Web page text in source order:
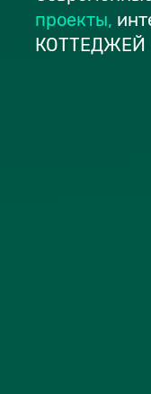
проекты,
КОТТЕДЖЕЙ